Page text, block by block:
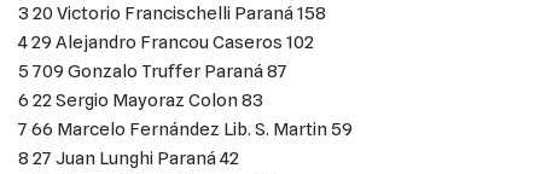
3 20 Victorio Francischelli Paraná 158
4 29 Alejandro Francou Caseros 102
5 709 Gonzalo Truffer Paraná 87
6 22 Sergio Mayoraz Colon 83
7 66 Marcelo Fernández Lib. S. Martin 59
8 27 Juan Lunghi Paraná 42